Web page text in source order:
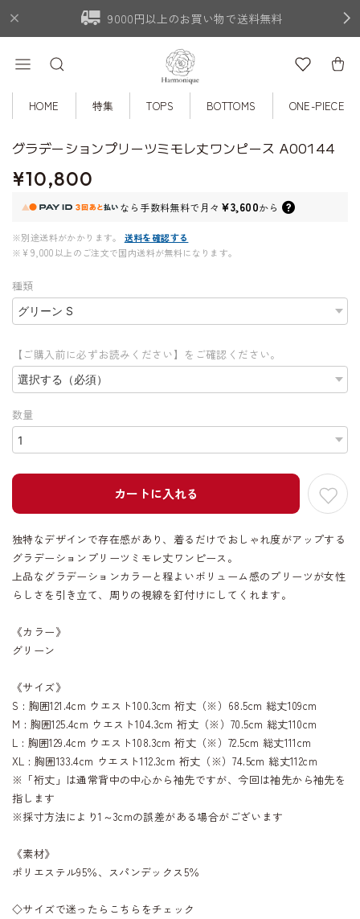
9000円以上のお買い物で送料無料
HOME 特集 TOPS BOTTOMS ONE-PIECE
グラデーションプリーツミモレ丈ワンピース A00144
¥10,800
なら 手数料無料で月々 ¥3,600から
※別途送料がかかります。
送料を確認する
※¥9,000以上のご注文で国内送料が無料になります。
種類
【ご購入前に必ずお読みください】をご確認ください。
数量
カートに入れる
独特なデザインで存在感があり、着るだけでおしゃれ度がアップする
グラデーションプリーツミモレ丈ワンピース。
上品なグラデーションカラーと程よいボリューム感のプリーツが女性
らしさを引き立て、周りの視線を釘付けにしてくれます。
《カラー》
グリーン
《サイズ》
S : 胸囲121.4cm ウエスト100.3cm 裄丈（※）68.5cm 総丈109cm
M : 胸囲125.4cm ウエスト104.3cm 裄丈（※）70.5cm 総丈110cm
L : 胸囲129.4cm ウエスト108.3cm 裄丈（※）72.5cm 総丈111cm
XL : 胸囲133.4cm ウエスト112.3cm 裄丈（※）74.5cm 総丈112cm
※「裄丈」は通常背中の中心から袖先ですが、今回は袖先から袖先を
指します
※採寸方法により1～3cmの誤差がある場合がございます
《素材》
ポリエステル95％、スパンデックス5％
◇サイズで迷ったらこちらをチェック